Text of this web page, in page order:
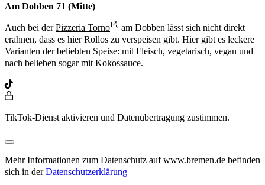
Am Dobben 71 (Mitte)
Auch bei derPizzeria Torno
am Dobben lässt sich nicht direkt
erahnen, dass es hier Rollos zu verspeisen gibt. Hier gibt es leckere
Varianten der beliebten Speise: mit Fleisch, vegetarisch, vegan und
nach belieben sogar mit Kokossauce.
TikTok-Dienst aktivieren und Datenübertragung zustimmen.
Mehr Informationen zum Datenschutz auf www.bremen.de befinden
sich in derDatenschutzerklärung